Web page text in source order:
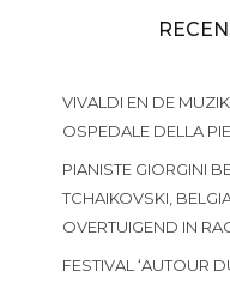
VIVALDI EN DE
OSPEDALE DELLA
PIANISTE GIORGINI
TCHAIKOVSKI,
OVERTUIGEND IN
FESTIVAL ‘AUTOUR